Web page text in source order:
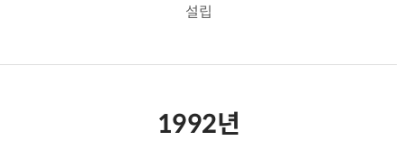
설립
1992년